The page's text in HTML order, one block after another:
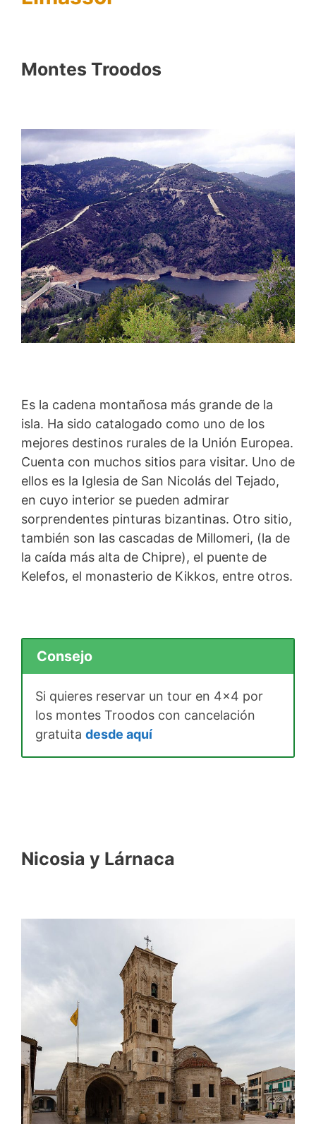
Montes Troodos
Es la cadena montañosa más grande de la
isla. Ha sido catalogado como uno de los
mejores destinos rurales de la Unión Europea.
Cuenta con muchos sitios para visitar. Uno de
ellos es la Iglesia de San Nicolás del Tejado,
en cuyo interior se pueden admirar
sorprendentes pinturas bizantinas. Otro sitio,
también son las cascadas de Millomeri, (la de
la caída más alta de Chipre), el puente de
Kelefos, el monasterio de Kikkos, entre otros.
Consejo
Si quieres reservar un tour en 4×4 por
los montes Troodos con cancelación
gratuita desde aquí
Nicosia y Lárnaca